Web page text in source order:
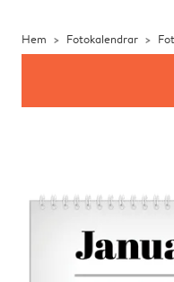
Hem Fotokalendrar